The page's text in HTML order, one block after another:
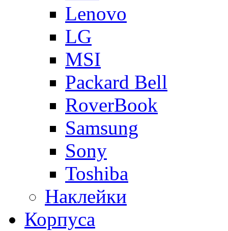
Lenovo
LG
MSI
Packard Bell
RoverBook
Samsung
Sony
Toshiba
Наклейки
Корпуса